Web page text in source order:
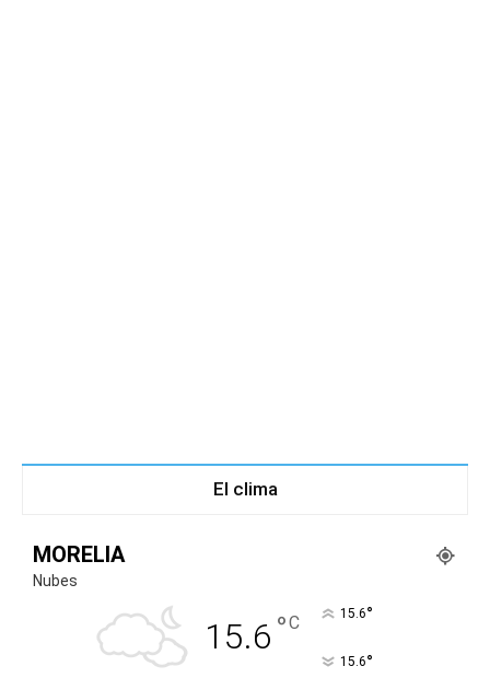
El clima
MORELIA
Nubes
15.6 °C 15.6°
15.6°